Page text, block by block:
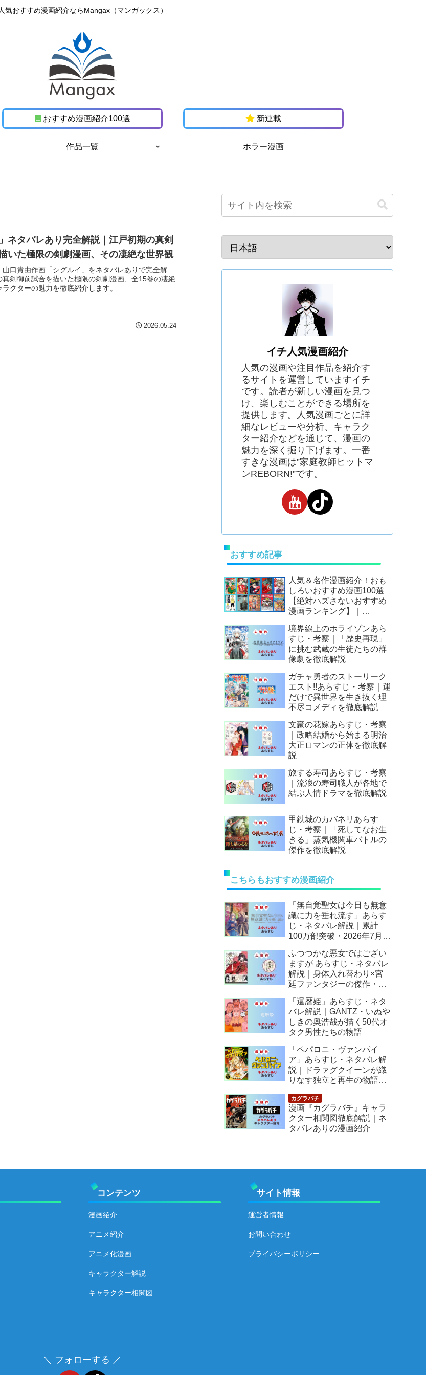
気おすすめ漫画紹介ならMangax（マンガックス）
おすすめ漫画紹介100選 新連載
作品一覧 ホラー漫画
ネタバレあり完全解説｜江戸初期の真剣
いた極限の剣劇漫画、その凄絶な世界観
山口貴由作画「シグルイ」をネタバレありで完全解
真剣御前試合を描いた極限の剣劇漫画、全15巻の凄絶
クターの魅力を徹底紹介します。
2026.05.24
イチ人気漫画紹介
人気の漫画や注目作品を紹介す
るサイトを運営していますイチ
です。読者が新しい漫画を見つ
け、楽しむことができる場所を
提供します。人気漫画ごとに詳
細なレビューや分析、キャラク
ター紹介などを通じて、漫画の
魅力を深く掘り下げます。一番
すきな漫画は”家庭教師ヒットマ
ンREBORN!”です。
おすすめ記事
人気＆名作漫画紹介！おも
しろいおすすめ漫画100選
【絶対ハズさないおすすめ
漫画ランキング】｜
境界線上のホライゾンあら
すじ・考察｜「歴史再現」
に挑む武蔵の生徒たちの群
像劇を徹底解説
ガチャ勇者のストーリーク
エスト!!あらすじ・考察｜運
だけで異世界を生き抜く理
不尽コメディを徹底解説
文豪の花嫁あらすじ・考察
｜政略結婚から始まる明治
大正ロマンの正体を徹底解
説
旅する寿司あらすじ・考察
｜流浪の寿司職人が各地で
結ぶ人情ドラマを徹底解説
甲鉄城のカバネリあらす
じ・考察｜「死してなお生
きる」蒸気機関車バトルの
傑作を徹底解説
こちらもおすすめ漫画紹介
「無自覚聖女は今日も無意
識に力を垂れ流す」あらす
じ・ネタバレ解説｜累計
100万部突破・2026年7月ア
逆転人生
ふつつかな悪女ではござい
ますが あらすじ・ネタバレ
解説｜身体入れ替わり×宮
廷ファンタジーの傑作・
「還暦姫」あらすじ・ネタ
バレ解説｜GANTZ・いぬや
しきの奥浩哉が描く50代オ
タク男性たちの物語
「ペパロニ・ヴァンパイ
ア」あらすじ・ネタバレ解
説｜ドラァグクイーンが織
りなす独立と再生の物語
漫画『カグラバチ』キャラ
クター相関図徹底解説｜ネ
タバレありの漫画紹介
コンテンツ
漫画紹介
アニメ紹介
アニメ化漫画
キャラクター解説
キャラクター相関図
サイト情報
運営者情報
お問い合わせ
プライバシーポリシー
＼ フォローする ／